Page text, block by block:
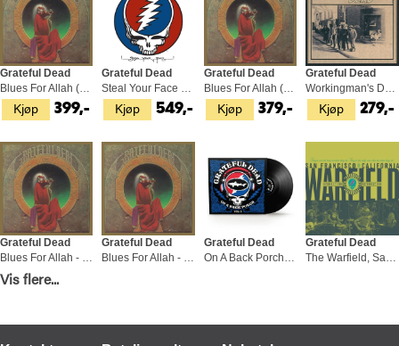
Kjøp
Grateful Dead
Blues For Allah (LP)
399,- Kjøp
Grateful Dead
Steal Your Face - LTD (2LP)
549,- Kjøp
Grateful Dead
Blues For Allah (3CD)
379,- Kjøp
Grateful Dead
Workingman's Dead (BD-A)
279,-
Kjøp
Grateful Dead
499,-
Grateful Dead
Grateful Dead
Grateful Dead
Vis flere...